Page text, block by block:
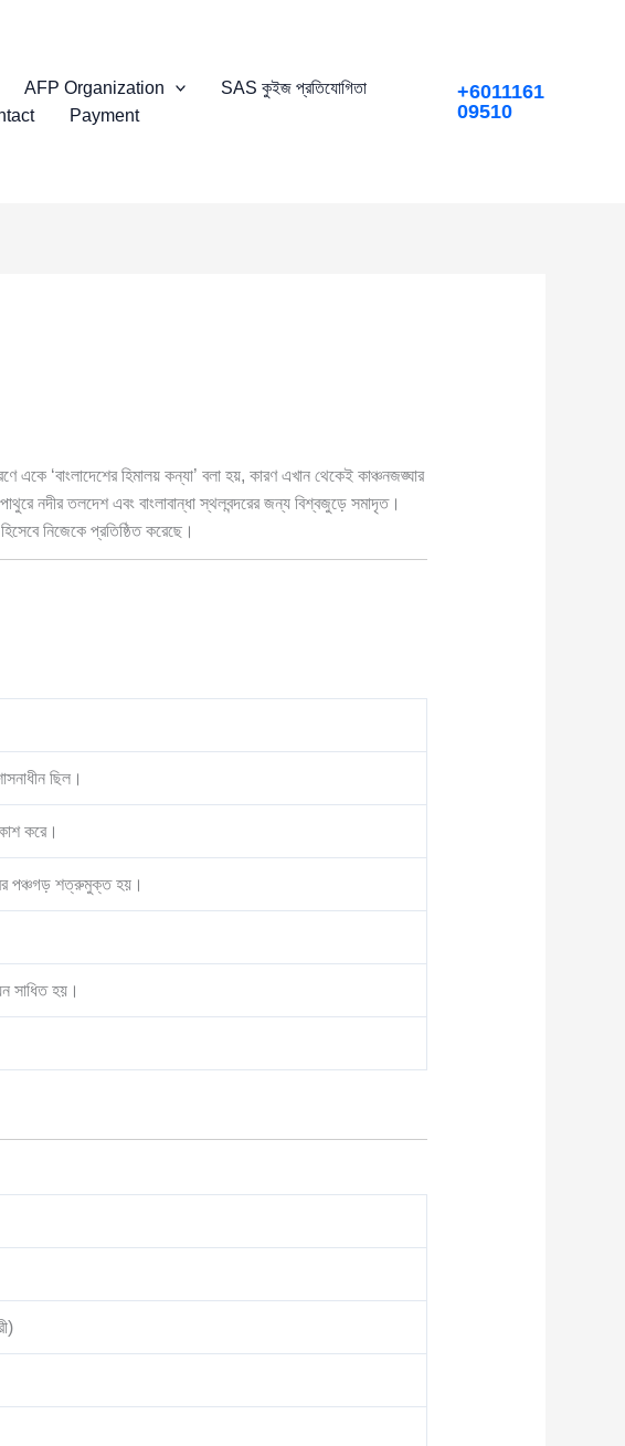
AFP Organization
SAS কুইজ প্রতিযোগিতা
Payment
+6011161
09510
‘বাংলাদেশের হিমালয় কন্যা’ বলা হয়, কারণ এখান থেকেই কাঞ্চনজঙ্ঘার
নদীর তলদেশ এবং বাংলাবান্ধা স্থলবন্দরের জন্য বিশ্বজুড়ে সমাদৃত।
নিজেকে প্রতিষ্ঠিত করেছে।
ছিল।
করে।
পঞ্চগড় শত্রুমুক্ত হয়।
সাধিত হয়।